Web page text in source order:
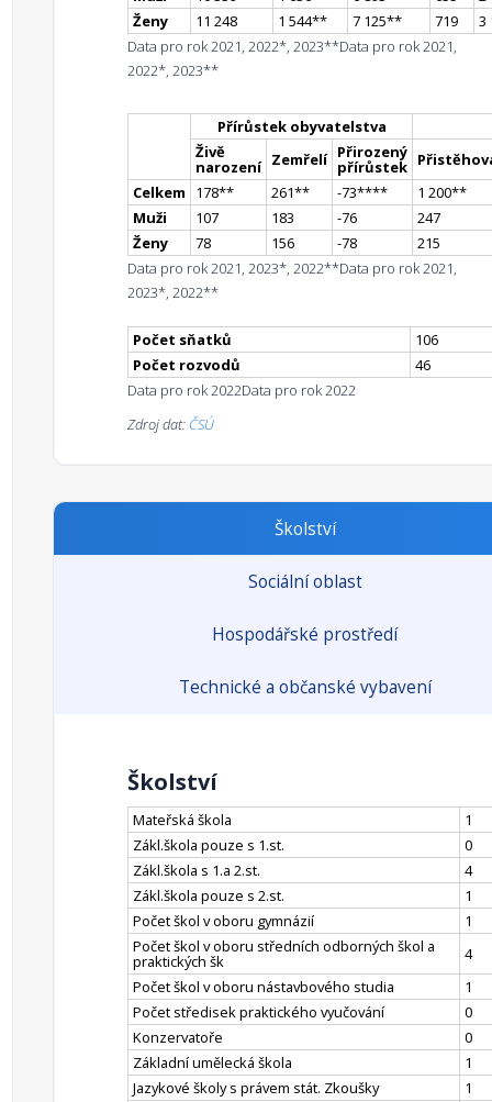
Ženy
11 248 1 544** 7 125** 719
3
Data pro rok 2021, 2022*, 2023**Data pro rok 2021,
2022*, 2023**
Přírůstek obyvatelstva
Živě
narození Zemřelí Přirozený
přírůstek
Celkem
178** 261** -73**** 1 200**
Muži
107 183 -76
247
Ženy
78 156 -78
215
Data pro rok 2021, 2023*, 2022**Data pro rok 2021,
2023*, 2022**
Počet sňatků
106
Počet rozvodů
46
Data pro rok 2022Data pro rok 2022
Zdroj dat: ČSÚ
Školství
Sociální oblast
Hospodářské prostředí
Technické a občanské vybavení
Školství
Mateřská škola
1
Zákl.škola pouze s 1.st.
0
Zákl.škola s 1.a 2.st.
4
Zákl.škola pouze s 2.st.
1
Počet škol v oboru gymnázií
1
Počet škol v oboru středních odborných škol a
praktických šk
4
Počet škol v oboru nástavbového studia
1
Počet středisek praktického vyučování
0
Konzervatoře
0
Základní umělecká škola
1
Jazykové školy s právem stát. Zkoušky
1